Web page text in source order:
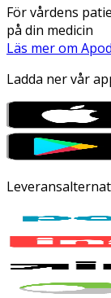
För vårdens
på din medicin
Läs mer om
Ladda ner vår